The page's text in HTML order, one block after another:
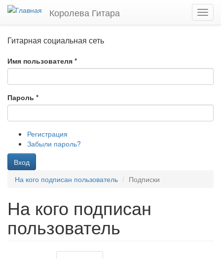
Перейти
Королева Гитара
Гитарная социальная сеть
Имя пользователя *
Пароль *
Регистрация
Забыли пароль?
Вход
На кого подписан пользователь
Подписки
На кого подписан
пользователь